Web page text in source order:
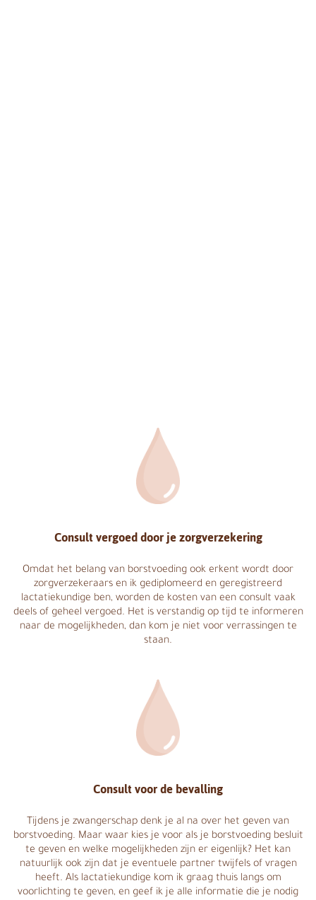
Consult vergoed door je zorgverzekering
Omdat het belang van borstvoeding ook erkent wordt door
zorgverzekeraars en ik gediplomeerd en geregistreerd
lactatiekundige ben, worden de kosten van een consult vaak
deels of geheel vergoed. Het is verstandig op tijd te informeren
naar de mogelijkheden, dan kom je niet voor verrassingen te
staan.
Consult voor de bevalling
Tijdens je zwangerschap denk je al na over het geven van
borstvoeding. Maar waar kies je voor als je borstvoeding besluit
te geven en welke mogelijkheden zijn er eigenlijk? Het kan
natuurlijk ook zijn dat je eventuele partner twijfels of vragen
heeft. Als lactatiekundige kom ik graag thuis langs om
voorlichting te geven, en geef ik je alle informatie die je nodig